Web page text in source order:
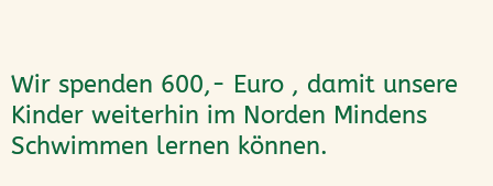
Wir spenden 600,- Euro , damit unsere
Kinder weiterhin im Norden Mindens
Schwimmen lernen können.